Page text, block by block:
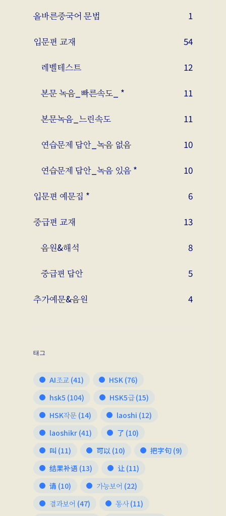
올바른중국어 문법 1
입문편 교재 54
레벨테스트 12
본문 녹음_빠른속도_ * 11
본문녹음_느린속도 11
연습문제 답안_녹음 없음 10
연습문제 답안_녹음 있음 * 10
입문편 예문집 * 6
중급편 교재 13
음원&해석 8
중급편 답안 5
추가예문&음원 4
태그
AI조교 (41) HSK (76)
hsk5 (104) HSK5급(15)
HSK작문 (14) laoshi (12)
laoshikr (41) 了 (10)
叫 (11) 可以 (10) 把字句 (9)
结果补语 (13) 让 (11)
请 (10) 가능보어 (22)
결과보어 (47) 동사(11)